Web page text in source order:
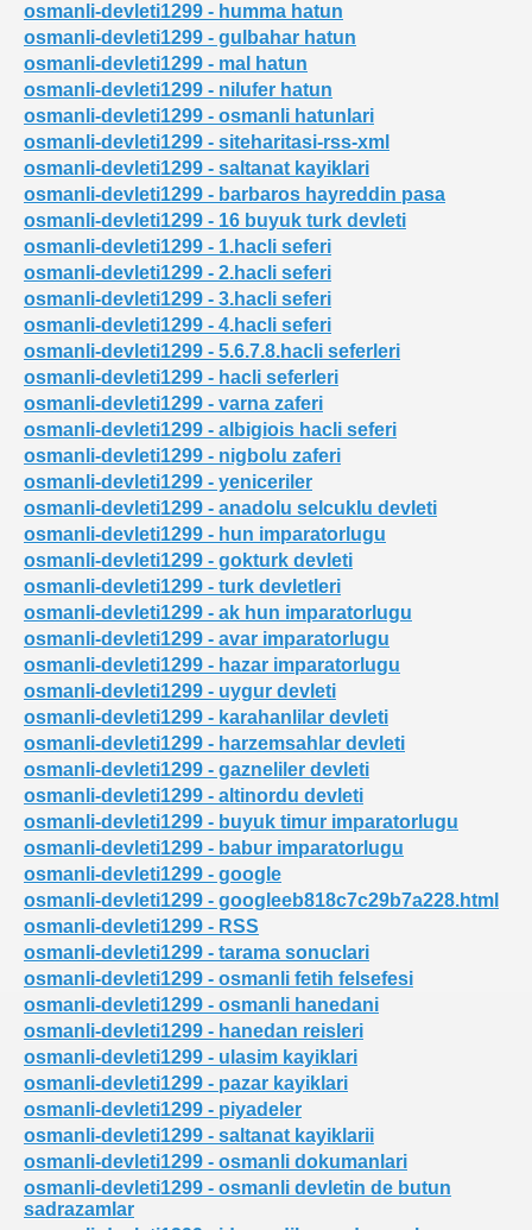
osmanli-devleti1299 - humma hatun
osmanli-devleti1299 - gulbahar hatun
osmanli-devleti1299 - mal hatun
osmanli-devleti1299 - nilufer hatun
osmanli-devleti1299 - osmanli hatunlari
osmanli-devleti1299 - siteharitasi-rss-xml
osmanli-devleti1299 - saltanat kayiklari
osmanli-devleti1299 - barbaros hayreddin pasa
osmanli-devleti1299 - 16 buyuk turk devleti
osmanli-devleti1299 - 1.hacli seferi
osmanli-devleti1299 - 2.hacli seferi
osmanli-devleti1299 - 3.hacli seferi
osmanli-devleti1299 - 4.hacli seferi
osmanli-devleti1299 - 5.6.7.8.hacli seferleri
osmanli-devleti1299 - hacli seferleri
osmanli-devleti1299 - varna zaferi
osmanli-devleti1299 - albigiois hacli seferi
osmanli-devleti1299 - nigbolu zaferi
osmanli-devleti1299 - yeniceriler
osmanli-devleti1299 - anadolu selcuklu devleti
osmanli-devleti1299 - hun imparatorlugu
osmanli-devleti1299 - gokturk devleti
osmanli-devleti1299 - turk devletleri
osmanli-devleti1299 - ak hun imparatorlugu
osmanli-devleti1299 - avar imparatorlugu
osmanli-devleti1299 - hazar imparatorlugu
osmanli-devleti1299 - uygur devleti
osmanli-devleti1299 - karahanlilar devleti
osmanli-devleti1299 - harzemsahlar devleti
osmanli-devleti1299 - gazneliler devleti
osmanli-devleti1299 - altinordu devleti
osmanli-devleti1299 - buyuk timur imparatorlugu
osmanli-devleti1299 - babur imparatorlugu
osmanli-devleti1299 - google
osmanli-devleti1299 - googleeb818c7c29b7a228.html
osmanli-devleti1299 - RSS
osmanli-devleti1299 - tarama sonuclari
osmanli-devleti1299 - osmanli fetih felsefesi
osmanli-devleti1299 - osmanli hanedani
osmanli-devleti1299 - hanedan reisleri
osmanli-devleti1299 - ulasim kayiklari
osmanli-devleti1299 - pazar kayiklari
osmanli-devleti1299 - piyadeler
osmanli-devleti1299 - saltanat kayiklarii
osmanli-devleti1299 - osmanli dokumanlari
osmanli-devleti1299 - osmanli devletin de butun
sadrazamlar
ve osmanli devletinin sonu